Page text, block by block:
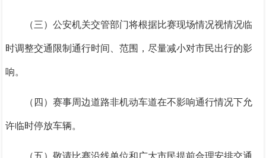
（三）公安机关交管部门将根据比赛现场情况视情况临
时调整交通限制通行时间、范围，尽量减小对市民出行的影
响。
（四）赛事周边道路非机动车道在不影响通行情况下允
许临时停放车辆。
（五）敬请比赛沿线单位和广大市民提前合理安排交通